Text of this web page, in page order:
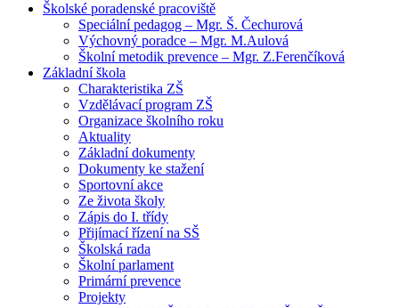
Školské poradenské pracoviště
Speciální pedagog – Mgr. Š. Čechurová
Výchovný poradce – Mgr. M.Aulová
Školní metodik prevence – Mgr. Z.Ferenčíková
Základní škola
Charakteristika ZŠ
Vzdělávací program ZŠ
Organizace školního roku
Aktuality
Základní dokumenty
Dokumenty ke stažení
Sportovní akce
Ze života školy
Zápis do I. třídy
Přijímací řízení na SŠ
Školská rada
Školní parlament
Primární prevence
Projekty